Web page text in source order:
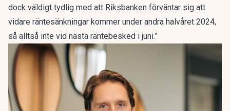
dock väldigt tydlig med att Riksbanken förväntar sig att
vidare räntesänkningar kommer under andra halvåret 2024,
så alltså inte vid nästa räntebesked i juni.”